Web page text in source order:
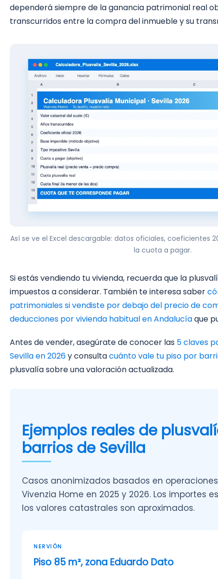
dependerá siempre de la ganancia patrimonial real
transcurridos entre la compra del inmueble y su
Así se ve el Excel descargable: datos oficiales, coeficientes
la cuota a pagar.
Si estás vendiendo tu vivienda, recuerda que la
impuestos a considerar. También te interesa saber
patrimoniales si vendiste por debajo del precio de
deducciones por vivienda habitual en Andalucíaque
Antes de vender, asegúrate de conocer las 5 claves
Sevilla en 2026y consultacuánto vale tu piso por
plusvalía sobre una valoración actualizada.
Ejemplos reales de
barrios de Sevilla
Casos anonimizados basados en
Vivenzia Home en 2025 y 2026. Los importes
los valores catastrales son aproximados.
NERVIÓN
Piso 85 m², zona Eduardo Dato